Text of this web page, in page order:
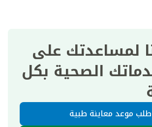
لمساعدتك على
الصحية بكل
طلب موعد معاينة طبية